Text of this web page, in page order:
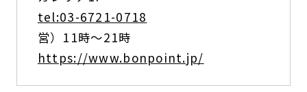
tel:03-6721-0718
営）11時〜21時
https://www.bonpoint.jp/